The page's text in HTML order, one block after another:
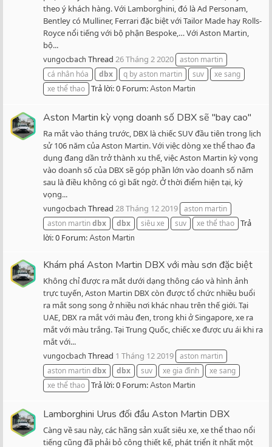
theo ý khách hàng. Với Lamborghini, đó là Ad Personam,
Bentley có Mulliner, Ferrari đặc biệt với Tailor Made hay Rolls-
Royce nổi tiếng với bộ phận Bespoke,… Với Aston Martin,
bộ...
vungocbach Thread 26 Tháng 2 2020 aston martin
cá nhân hóa
dbx q by aston martin suv
xe sang
xe thể thao Trả lời: 0 Forum:Aston Martin
Aston Martin kỳ vọng doanh số DBX sẽ "bay cao"
Ra mắt vào tháng trước, DBX là chiếc SUV đầu tiên trong lịch
sử 106 năm của Aston Martin. Với việc dòng xe thể thao đa
dụng đang dần trở thành xu thế, việc Aston Martin kỳ vọng
vào doanh số của DBX sẽ góp phần lớn vào doanh số năm
sau là điều không có gì bất ngờ. Ở thời điểm hiện tại, kỳ
vọng...
vungocbach Thread 28 Tháng 12 2019 aston martin
aston martindbx dbx siêu xe suv xe thể thao Trả
lời: 0 Forum:Aston Martin
Khám phá Aston Martin DBX với màu sơn đặc biệt
Không chỉ được ra mắt dưới dạng thông cáo và hình ảnh
trực tuyến, Aston Martin DBX còn được tổ chức nhiều buổi
ra mắt song song ở nhiều nơi khác nhau trên thế giới. Tại
UAE, DBX ra mắt với màu đen, trong khi ở Singapore, xe ra
mắt với màu trắng. Tại Trung Quốc, chiếc xe được ưu ái khi ra
mắt với...
vungocbach Thread 1 Tháng 12 2019 aston martin
aston martindbx dbx suv xe gia đình
xe sang
xe thể thao Trả lời: 0 Forum:Aston Martin
Lamborghini Urus đối đầu Aston Martin DBX
Càng về sau này, các hãng sản xuất siêu xe, xe thể thao nổi
tiếng cũng đã phải bỏ công thiết kế, phát triển ít nhất một